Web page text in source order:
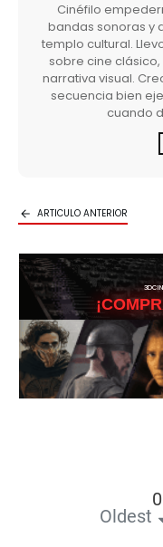
Cinéfilo
bandas sonoras y
templo cultural.
sobre cine
narrativa visual.
secuencia bien
cuando
ARTICULO ANTERIOR
Oldest